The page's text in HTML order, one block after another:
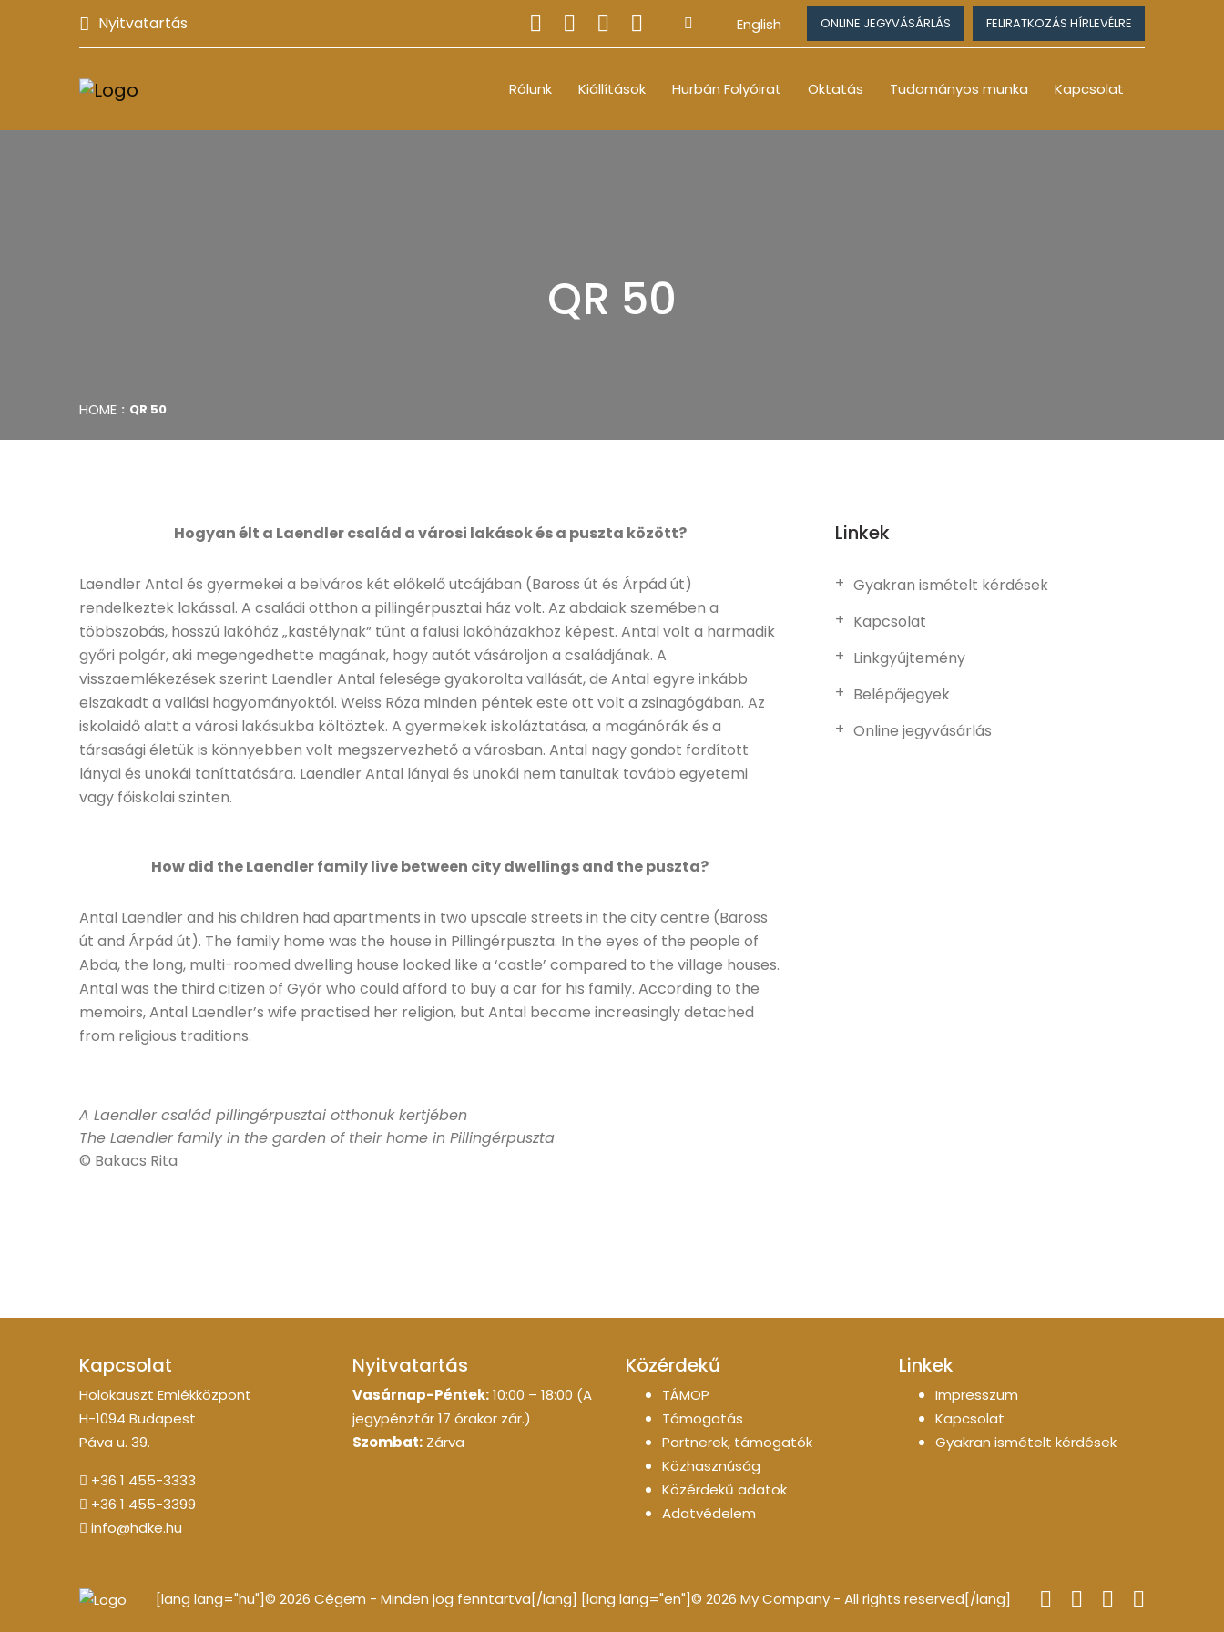
Nyitvatartás English ONLINE JEGYVÁSÁRLÁS FELIRATKOZÁS HÍRLEVÉLRE
Rólunk Kiállítások Hurbán Folyóirat Oktatás Tudományos munka Kapcsolat
QR 50
HOME QR 50
Hogyan élt a Laendler család a városi lakások és a puszta között?
Laendler Antal és gyermekei a belváros két előkelő utcájában (Baross út és Árpád út)
rendelkeztek lakással. A családi otthon a pillingérpusztai ház volt. Az abdaiak szemében a
többszobás, hosszú lakóház „kastélynak” tűnt a falusi lakóházakhoz képest. Antal volt a harmadik
győri polgár, aki megengedhette magának, hogy autót vásároljon a családjának. A
visszaemlékezések szerint Laendler Antal felesége gyakorolta vallását, de Antal egyre inkább
elszakadt a vallási hagyományoktól. Weiss Róza minden péntek este ott volt a zsinagógában. Az
iskolaidő alatt a városi lakásukba költöztek. A gyermekek iskoláztatása, a magánórák és a
társasági életük is könnyebben volt megszervezhető a városban. Antal nagy gondot fordított
lányai és unokái taníttatására. Laendler Antal lányai és unokái nem tanultak tovább egyetemi
vagy főiskolai szinten.
How did the Laendler family live between city dwellings and the puszta?
Antal Laendler and his children had apartments in two upscale streets in the city centre (Baross
út and Árpád út). The family home was the house in Pillingérpuszta. In the eyes of the people of
Abda, the long, multi-roomed dwelling house looked like a ‘castle’ compared to the village houses.
Antal was the third citizen of Győr who could afford to buy a car for his family. According to the
memoirs, Antal Laendler’s wife practised her religion, but Antal became increasingly detached
from religious traditions.
A Laendler család pillingérpusztai otthonuk kertjében
The Laendler family in the garden of their home in Pillingérpuszta
© Bakacs Rita
Linkek
Gyakran ismételt kérdések
Kapcsolat
Linkgyűjtemény
Belépőjegyek
Online jegyvásárlás
Kapcsolat
Holokauszt Emlékközpont
H-1094 Budapest
Páva u. 39.
+36 1 455-3333
+36 1 455-3399
info@hdke.hu
Nyitvatartás
Vasárnap-Péntek:10:00 – 18:00 (A
jegypénztár 17 órakor zár.)
Szombat: Zárva
Közérdekű
TÁMOP
Támogatás
Partnerek, támogatók
Közhasznúság
Közérdekű adatok
Adatvédelem
Linkek
Impresszum
Kapcsolat
Gyakran ismételt kérdések
[lang lang="hu"]© 2026 Cégem - Minden jog fenntartva[/lang] [lang lang="en"]© 2026 My Company - All rights reserved[/lang]